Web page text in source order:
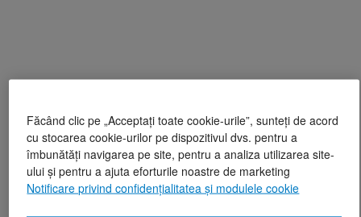
Făcând clic pe „Acceptați toate cookie-urile”, sunteți de acord
cu stocarea cookie-urilor pe dispozitivul dvs. pentru a
îmbunătăți navigarea pe site, pentru a analiza utilizarea site-
ului și pentru a ajuta eforturile noastre de marketing
Notificare privind confidențialitatea și modulele cookie